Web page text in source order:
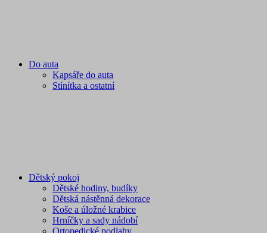
Do auta
Kapsáře do auta
Stínítka a ostatní
Dětský pokoj
Dětské hodiny, budíky
Dětská nástěnná dekorace
Koše a úložné krabice
Hrníčky a sady nádobí
Ortopedické podlahy